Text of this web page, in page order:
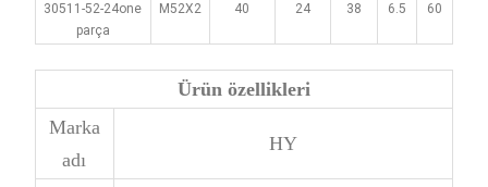
30511-52-24one
parça
M52X2 40 24 38 6.5 60
Ürün özellikleri
Marka
adı
HY